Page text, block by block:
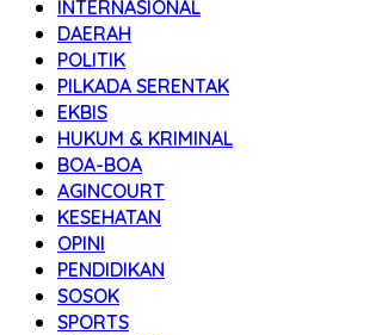
INTERNASIONAL
DAERAH
POLITIK
PILKADA SERENTAK
EKBIS
HUKUM & KRIMINAL
BOA-BOA
AGINCOURT
KESEHATAN
OPINI
PENDIDIKAN
SOSOK
SPORTS